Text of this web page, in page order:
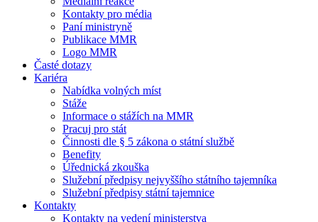
Kontakty pro média
Paní ministryně
Publikace MMR
Logo MMR
Časté dotazy
Kariéra
Nabídka volných míst
Stáže
Informace o stážích na MMR
Pracuj pro stát
Činnosti dle § 5 zákona o státní službě
Benefity
Úřednická zkouška
Služební předpisy nejvyššího státního tajemníka
Služební předpisy státní tajemnice
Kontakty
Kontakty na vedení ministerstva